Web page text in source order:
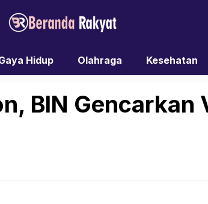
Hidup Olahraga Kesehatan
BIN Gencarkan